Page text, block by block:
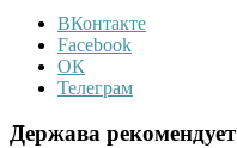
ВКонтакте
Facebook
ОК
Телеграм
Держава рекомендует